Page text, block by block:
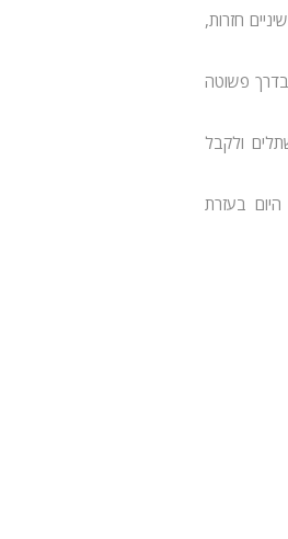
חזרות,
פשוטה
ולקבל
בעזרת